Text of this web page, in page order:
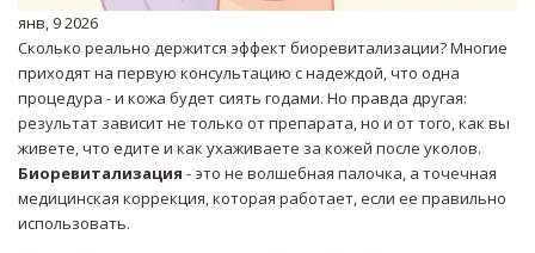
янв, 9 2026
Сколько реально держится эффект биоревитализации? Многие
приходят на первую консультацию с надеждой, что одна
процедура - и кожа будет сиять годами. Но правда другая:
результат зависит не только от препарата, но и от того, как вы
живете, что едите и как ухаживаете за кожей после уколов.
Биоревитализация - это не волшебная палочка, а точечная
медицинская коррекция, которая работает, если ее правильно
использовать.